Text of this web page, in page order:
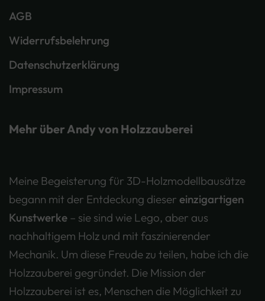
AGB
Widerrufsbelehrung
Datenschutzerklärung
Impressum
Mehr über Andy von Holzzauberei
Meine Begeisterung für 3D-Holzmodellbausätze
begann mit der Entdeckung dieser einzigartigen
Kunstwerke – sie sind wie Lego, aber aus
nachhaltigem Holz und mit faszinierender
Mechanik. Um diese Freude zu teilen, habe ich die
Holzzauberei gegründet. Die Mission der
Holzzauberei ist es, Menschen die Möglichkeit zu